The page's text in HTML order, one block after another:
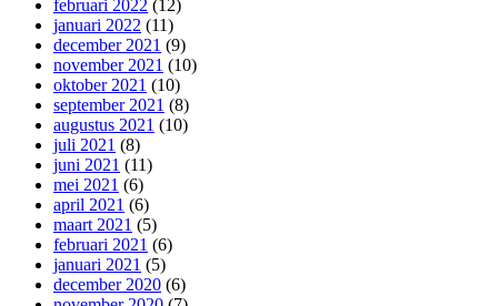
februari 2022 (12)
januari 2022 (11)
december 2021 (9)
november 2021 (10)
oktober 2021 (10)
september 2021 (8)
augustus 2021 (10)
juli 2021 (8)
juni 2021 (11)
mei 2021 (6)
april 2021 (6)
maart 2021 (5)
februari 2021 (6)
januari 2021 (5)
december 2020 (6)